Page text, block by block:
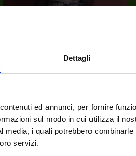
Dettagli
ed annunci, per fornire
sul modo in cui utilizza il
media, i quali potrebbero
servizi.
Scarica il Curriculum Vitae